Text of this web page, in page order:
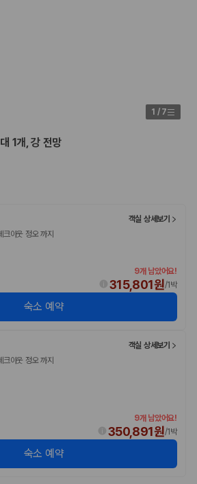
시 일정 금액의 면책금이 발생할 수 있습니다.
내에서 면책금 부담이 줄어드는 보험 조건입니
조건을 원하는 사용자에게 적합합니다.
한 렌트카 가격비교 플랫폼
교 자주 묻는 질문
을 선택하면 제주도 렌트카 업체별 가격, 차종,
무엇을 기준으로 비교해야 하나요?
비교할 수 있나요?
시 보험도 함께 비교할 수 있나요?
1 / 7
1개, 강 전망
객실 상세보기
아웃 정오 까지
9개 남았어요!
315,801원/1박
숙소 예약
객실 상세보기
아웃 정오 까지
9개 남았어요!
350,891원/1박
숙소 예약